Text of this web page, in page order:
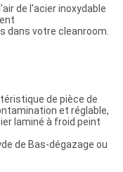
de l'acier inoxydable
dans votre cleanroom.
de pièce de
et réglable,
laminé à froid peint
de Bas-dégazage ou